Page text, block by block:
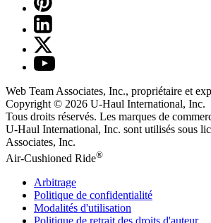
Web Team Associates, Inc., propriétaire et
Copyright © 2026 U-Haul International, Inc.
Tous droits réservés. Les marques de
U-Haul International, Inc. sont utilisés sous
Associates, Inc.
Air-Cushioned Ride®
Arbitrage
Politique de confidentialité
Modalités d'utilisation
Politique de retrait des droits d'auteur